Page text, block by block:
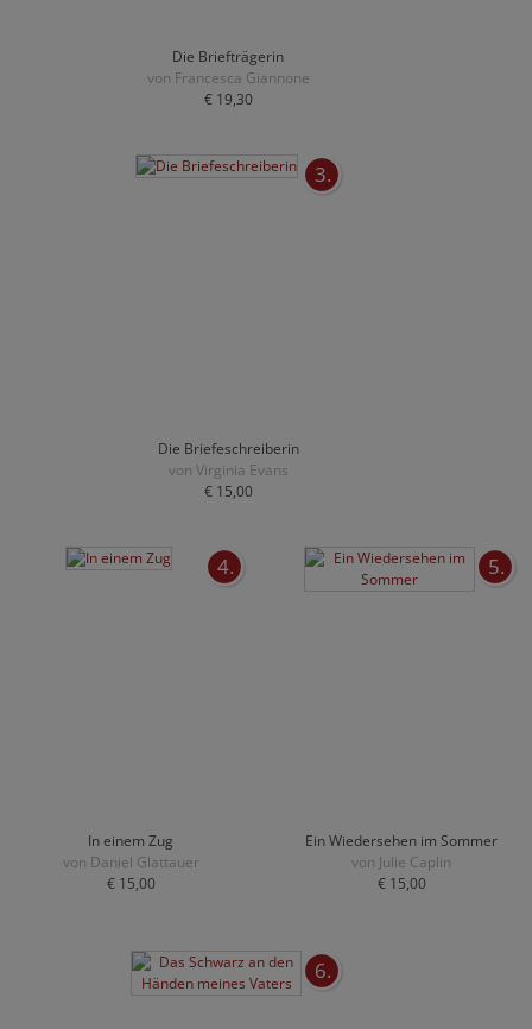
Die Briefträgerin
von Francesca Giannone
€ 19,30
3.
Die Briefeschreiberin
von Virginia Evans
€ 15,00
4.
In einem Zug
von Daniel Glattauer
€ 15,00
5.
Ein Wiedersehen im Sommer
von Julie Caplin
€ 15,00
6.